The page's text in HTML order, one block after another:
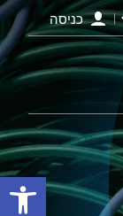
כניסה
פתח